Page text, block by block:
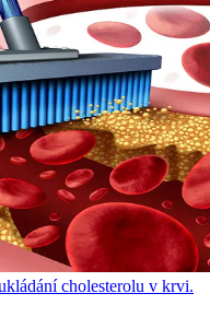
cholesterolu v krvi.